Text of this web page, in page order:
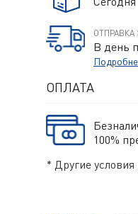
В день
ОПЛАТА
100%
* Другие условия